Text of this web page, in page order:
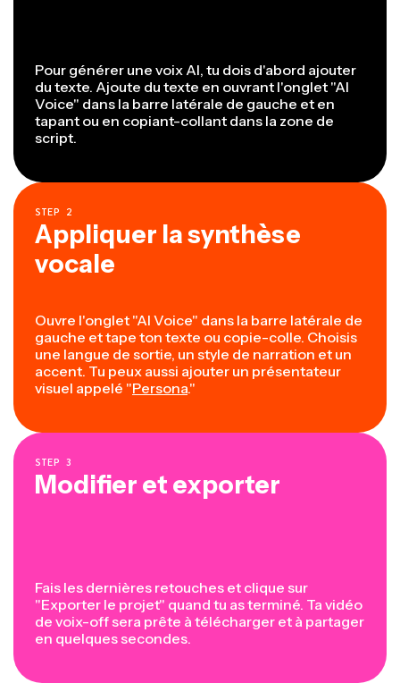
Pour générer une voix AI, tu dois d'abord ajouter
du texte. Ajoute du texte en ouvrant l'onglet "AI
Voice" dans la barre latérale de gauche et en
tapant ou en copiant-collant dans la zone de
script.
STEP 2
Appliquer la synthèse
vocale
Ouvre l'onglet "AI Voice" dans la barre latérale de
gauche et tape ton texte ou copie-colle. Choisis
une langue de sortie, un style de narration et un
accent. Tu peux aussi ajouter un présentateur
visuel appelé "Persona."
STEP 3
Modifier et exporter
Fais les dernières retouches et clique sur
"Exporter le projet" quand tu as terminé. Ta vidéo
de voix-off sera prête à télécharger et à partager
en quelques secondes.